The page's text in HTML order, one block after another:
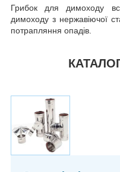
Грибок для димоходу
димоходу з нержавіючої
потрапляння опадів.